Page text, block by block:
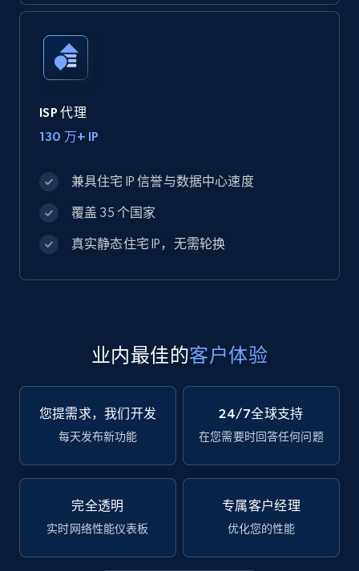
ISP 代理
130 万+ IP
兼具住宅 IP 信誉与数据中心速度
覆盖 35 个国家
真实静态住宅 IP，无需轮换
业内最佳的客户体验
您提需求，我们开发
每天发布新功能
24/7全球支持
在您需要时回答任何问题
完全透明
实时网络性能仪表板
专属客户经理
优化您的性能